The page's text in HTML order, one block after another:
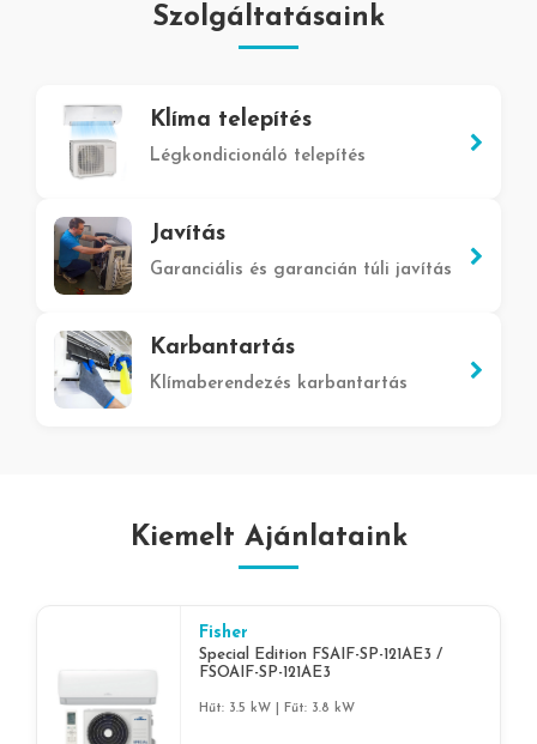
Szolgáltatásaink
Klíma telepítés
Légkondicionáló telepítés
Javítás
Garanciális és garancián túli javítás
Karbantartás
Klímaberendezés karbantartás
Kiemelt Ajánlataink
Fisher
Special Edition FSAIF-SP-121AE3 /
FSOAIF-SP-121AE3
Hűt: 3.5 kW | Fűt: 3.8 kW